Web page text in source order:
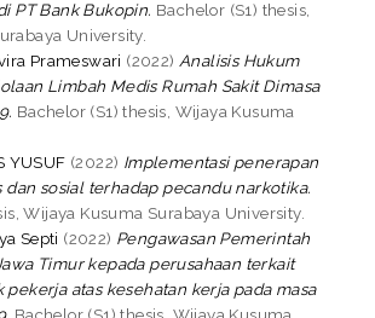
PT Bank Bukopin. Bachelor (S1) thesis,
University.
Prameswari (2022) Analisis Hukum
Limbah Medis Rumah Sakit Dimasa
Bachelor (S1) thesis, Wijaya Kusuma
YUSUF (2022) Implementasi penerapan
sosial terhadap pecandu narkotika.
Wijaya Kusuma Surabaya University.
Septi (2022) Pengawasan Pemerintah
Timur kepada perusahaan terkait
atas kesehatan kerja pada masa
Bachelor (S1) thesis, Wijaya Kusuma